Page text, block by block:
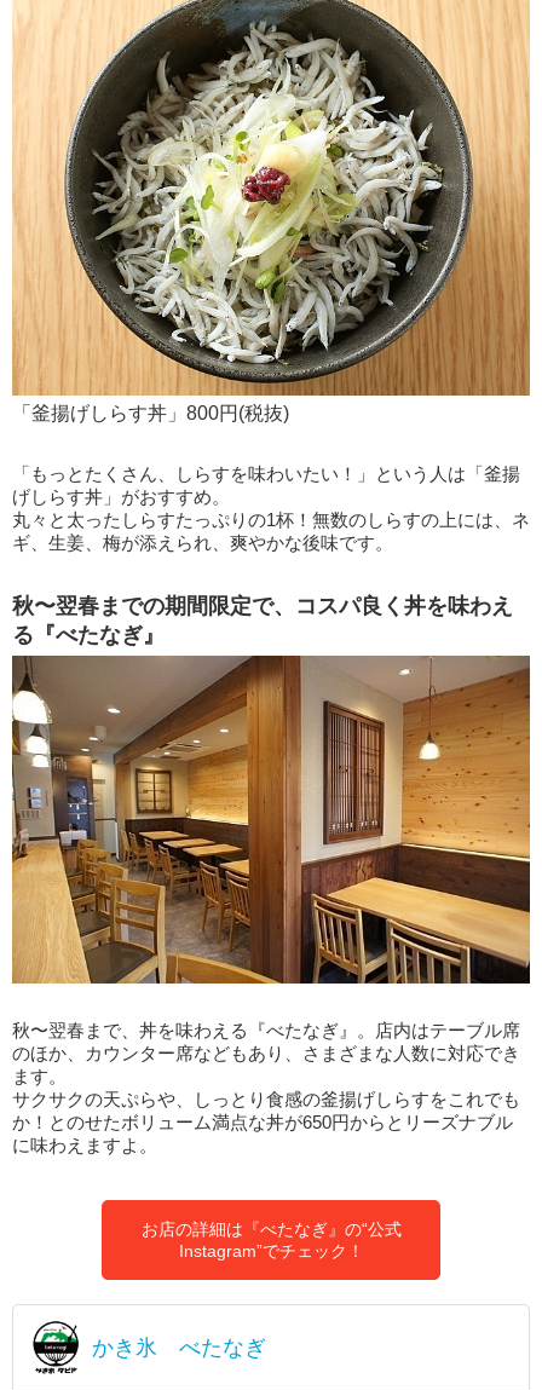
「釜揚げしらす丼」800円(税抜)
「もっとたくさん、しらすを味わいたい！」という人は「釜揚
げしらす丼」がおすすめ。
丸々と太ったしらすたっぷりの1杯！無数のしらすの上には、ネ
ギ、生姜、梅が添えられ、爽やかな後味です。
秋〜翌春までの期間限定で、コスパ良く丼を味わえ
る『べたなぎ』
秋〜翌春まで、丼を味わえる『べたなぎ』。店内はテーブル席
のほか、カウンター席などもあり、さまざまな人数に対応でき
ます。
サクサクの天ぷらや、しっとり食感の釜揚げしらすをこれでも
か！とのせたボリューム満点な丼が650円からとリーズナブル
に味わえますよ。
お店の詳細は『べたなぎ』の“公式
Instagram”でチェック！
かき氷 べたなぎ